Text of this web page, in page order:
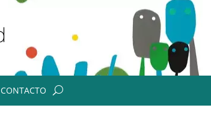
CONTACTO